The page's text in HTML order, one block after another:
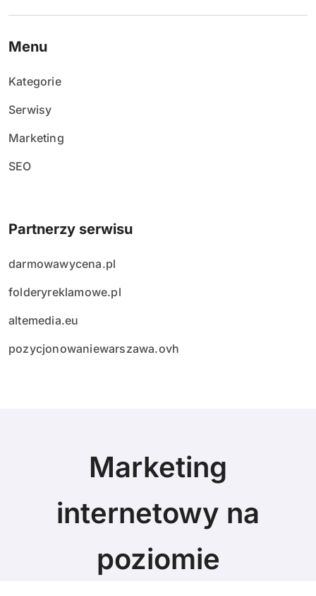
Menu
Kategorie
Serwisy
Marketing
SEO
Partnerzy serwisu
darmowawycena.pl
folderyreklamowe.pl
altemedia.eu
pozycjonowaniewarszawa.ovh
Marketing
internetowy na
poziomie